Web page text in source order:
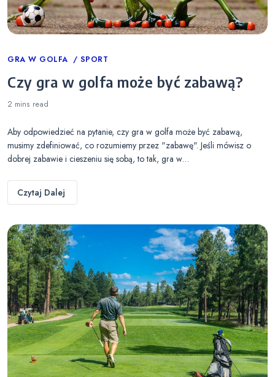
Categories
GRA W GOLFA SPORT
Czy gra w golfa może być zabawą?
2 mins read
Aby odpowiedzieć na pytanie, czy gra w golfa może być zabawą,
musimy zdefiniować, co rozumiemy przez "zabawę". Jeśli mówisz o
dobrej zabawie i cieszeniu się sobą, to tak, gra w…
Czytaj Dalej